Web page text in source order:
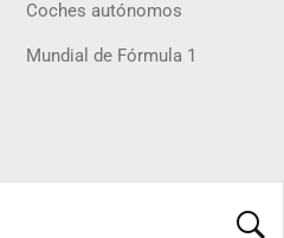
Coches autónomos
Mundial de Fórmula 1